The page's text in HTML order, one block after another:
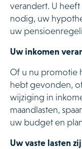
verandert. U
nodig, uw
uw
Uw inkomen
Of u nu promotie
hebt gevonden,
wijziging in
maandlasten,
uw budget en
Uw vaste lasten